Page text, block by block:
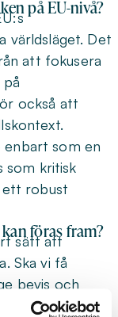
på EU-nivå?
världsläget. Det
att fokusera
också att
enbart som en
som kritisk
robust
föras fram?
sätt att
Ska vi få
bevis och
lösningen på